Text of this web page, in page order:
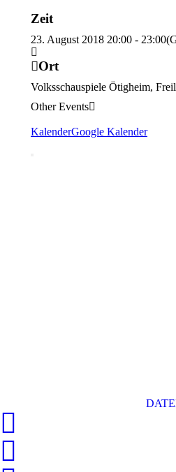
Zeit
23. August 2018 20:00 - 23:00
Ort
Volksschauspiele Ötigheim,
Other Events
KalenderGoogle Kalender